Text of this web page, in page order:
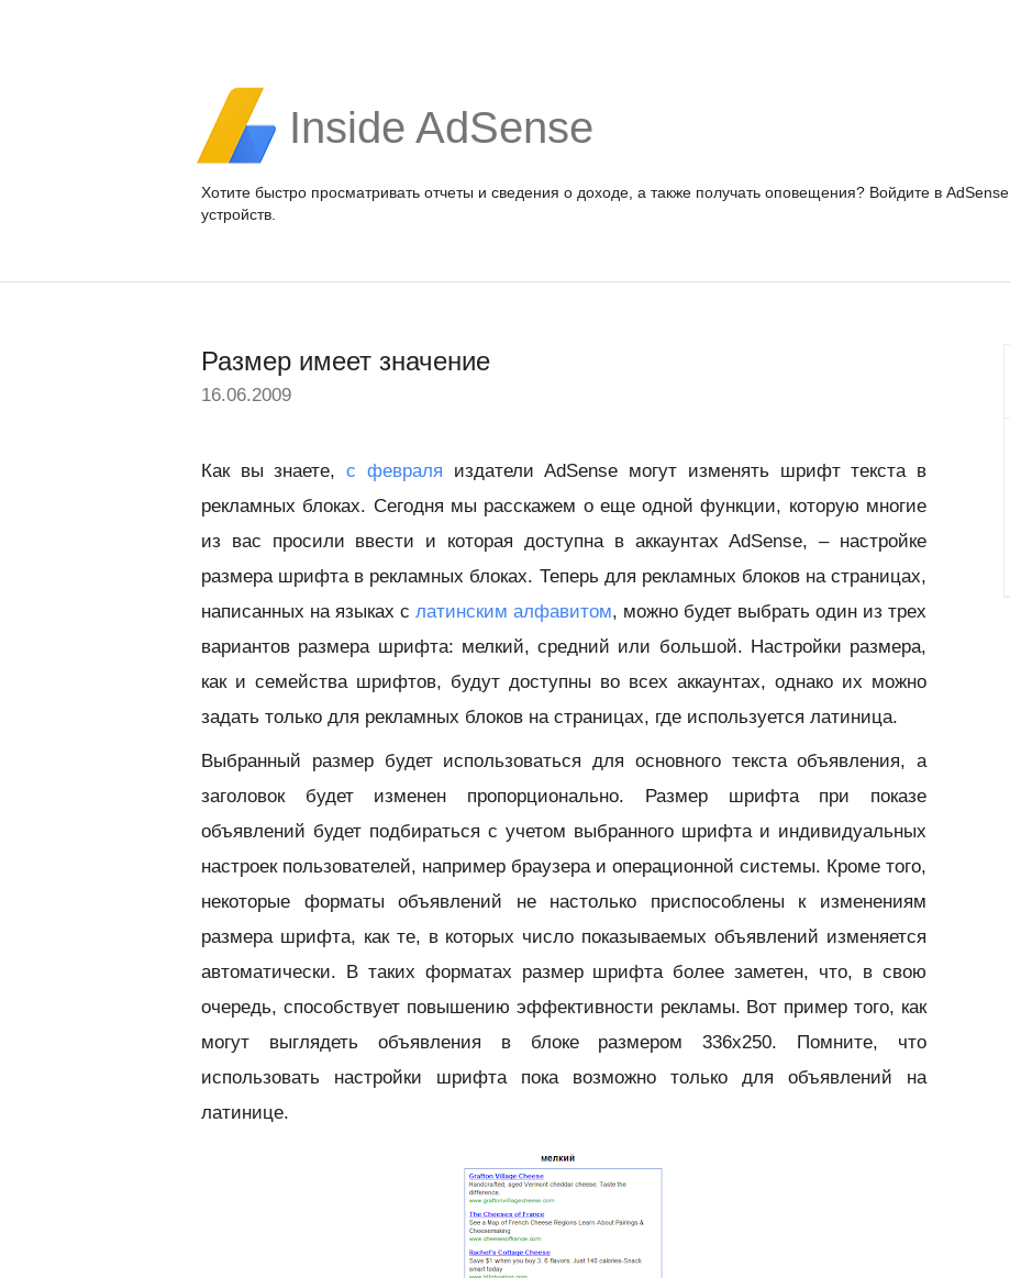
Inside AdSense
Хотите быстро просматривать отчеты и сведения о доходе, а также получать оповещения? Войдите в AdSense
устройств.
Размер имеет значение
16.06.2009
Как вы знаете,с февраля издатели AdSense могут изменять шрифт текста в
рекламных блоках. Сегодня мы расскажем о еще одной функции, которую многие
из вас просили ввести и которая доступна в аккаунтах AdSense, – настройке
размера шрифта в рекламных блоках. Теперь для рекламных блоков на страницах,
написанных на языках с латинским алфавитом, можно будет выбрать один из трех
вариантов размера шрифта: мелкий, средний или большой. Настройки размера,
как и семейства шрифтов, будут доступны во всех аккаунтах, однако их можно
задать только для рекламных блоков на страницах, где используется латиница.
Выбранный размер будет использоваться для основного текста объявления, а
заголовок будет изменен пропорционально. Размер шрифта при показе
объявлений будет подбираться с учетом выбранного шрифта и индивидуальных
настроек пользователей, например браузера и операционной системы. Кроме того,
некоторые форматы объявлений не настолько приспособлены к изменениям
размера шрифта, как те, в которых число показываемых объявлений изменяется
автоматически. В таких форматах размер шрифта более заметен, что, в свою
очередь, способствует повышению эффективности рекламы. Вот пример того, как
могут выглядеть объявления в блоке размером336x250. Помните, что
использовать настройки шрифта пока возможно только для объявлений на
латинице.